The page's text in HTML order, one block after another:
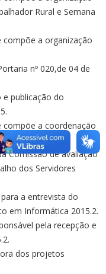
Rural e Semana
compõe a organização
nº 020,de 04 de
publicação do
compõe a coordenação
Comissão de avaliação
dos Servidores
a entrevista do
em Informática 2015.2.
pela recepção e
dos projetos